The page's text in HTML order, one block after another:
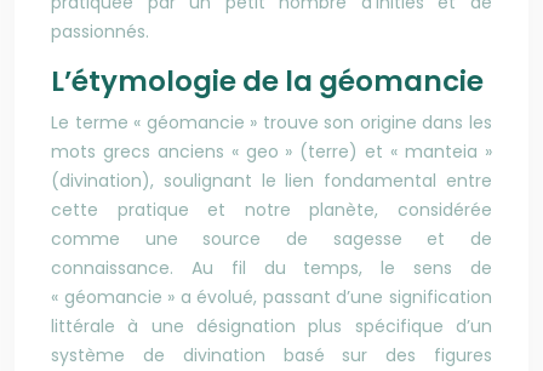
passionnés.
L’étymologie de la géomancie
Le terme « géomancie » trouve son origine dans les
mots grecs anciens « geo » (terre) et « manteia »
(divination), soulignant le lien fondamental entre
cette pratique et notre planète, considérée
comme une source de sagesse et de
connaissance. Au fil du temps, le sens de
« géomancie » a évolué, passant d’une signification
littérale à une désignation plus spécifique d’un
système de divination basé sur des figures